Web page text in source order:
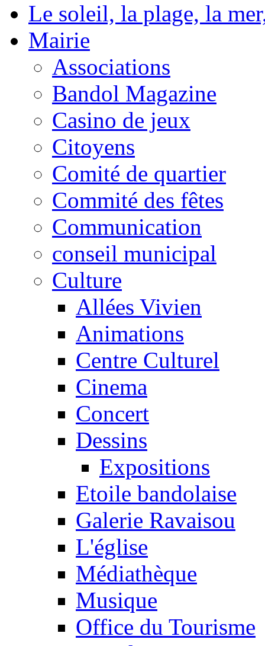
Le soleil, la plage, la
Mairie
Associations
Bandol Magazine
Casino de jeux
Citoyens
Comité de quartier
Commité des fêtes
Communication
conseil municipal
Culture
Allées Vivien
Animations
Centre Culturel
Cinema
Concert
Dessins
Expositions
Etoile bandolaise
Galerie Ravaisou
L'église
Médiathèque
Musique
Office du Tourisme